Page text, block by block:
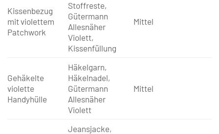
Kissenbezug
mit violettem
Patchwork
Stoffreste,
Gütermann
Allesnäher
Violett,
Kissenfüllung
Mittel
Gehäkelte
violette
Handyhülle
Häkelgarn,
Häkelnadel,
Gütermann
Allesnäher
Violett
Mittel
Jeansjacke,